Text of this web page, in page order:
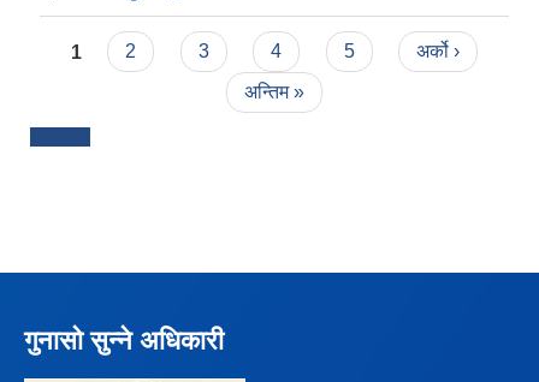
Pages
1 2 3 4 5
अर्को ›
अन्तिम »
गुनासो सुन्ने अधिकारी